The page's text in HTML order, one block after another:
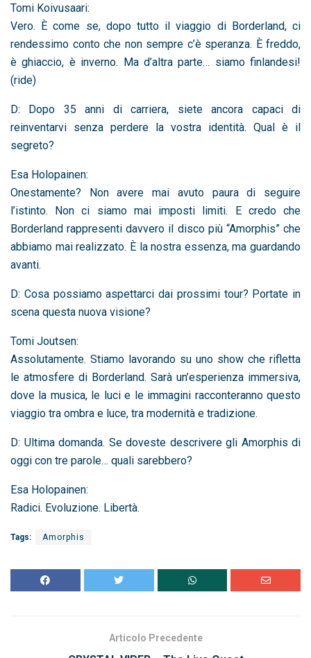
Tomi Koivusaari:
Vero. È come se, dopo tutto il viaggio di Borderland, ci
rendessimo conto che non sempre c’è speranza. È freddo,
è ghiaccio, è inverno. Ma d’altra parte… siamo finlandesi!
(ride)
D: Dopo 35 anni di carriera, siete ancora capaci di
reinventarvi senza perdere la vostra identità. Qual è il
segreto?
Esa Holopainen:
Onestamente? Non avere mai avuto paura di seguire
l’istinto. Non ci siamo mai imposti limiti. E credo che
Borderland rappresenti davvero il disco più “Amorphis” che
abbiamo mai realizzato. È la nostra essenza, ma guardando
avanti.
D: Cosa possiamo aspettarci dai prossimi tour? Portate in
scena questa nuova visione?
Tomi Joutsen:
Assolutamente. Stiamo lavorando su uno show che rifletta
le atmosfere di Borderland. Sarà un’esperienza immersiva,
dove la musica, le luci e le immagini racconteranno questo
viaggio tra ombra e luce, tra modernità e tradizione.
D: Ultima domanda. Se doveste descrivere gli Amorphis di
oggi con tre parole… quali sarebbero?
Esa Holopainen:
Radici. Evoluzione. Libertà.
Tags: Amorphis
Articolo Precedente